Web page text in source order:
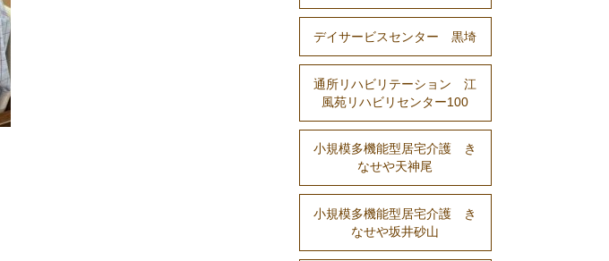
デイサービスセンター 黒埼
通所リハビリテーション 江
風苑リハビリセンター100
小規模多機能型居宅介護 き
なせや天神尾
小規模多機能型居宅介護 き
なせや坂井砂山